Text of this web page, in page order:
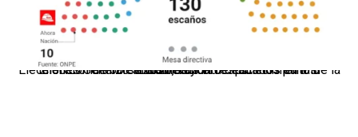
El JNE oficializó la distribución de escaños para la elección de 60 senadores y 130 diputados en las Elecciones Generales 2026, tras el restablecimiento de la Bicameralidad.